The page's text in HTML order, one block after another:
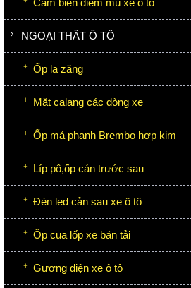
Cảm biến điểm mù xe ô tô
NGOẠI THẤT Ô TÔ
Ốp la zăng
Mặt calang các dòng xe
Ốp má phanh Brembo hợp kim
Líp pô,ốp cản trước sau
Đèn led cản sau xe ô tô
Ốp cua lốp xe bán tải
Gương điện xe ô tô